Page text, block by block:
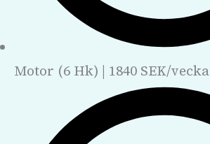
Motor (6 Hk) | 1840 SEK/vecka